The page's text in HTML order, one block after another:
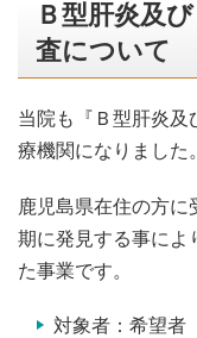
Ｂ型肝炎及
査について
当院も『Ｂ型肝炎及
療機関になりました。
鹿児島県在住の方
期に発見する事によ
た事業です。
対象者：希望者